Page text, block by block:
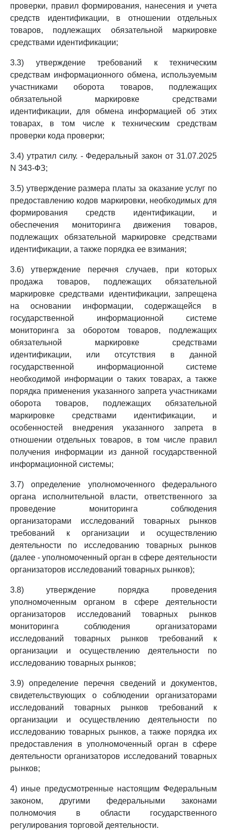
проверки, правил формирования, нанесения и учета
средств идентификации, в отношении отдельных
товаров, подлежащих обязательной маркировке
средствами идентификации;
3.3) утверждение требований к техническим
средствам информационного обмена, используемым
участниками оборота товаров, подлежащих
обязательной маркировке средствами
идентификации, для обмена информацией об этих
товарах, в том числе к техническим средствам
проверки кода проверки;
3.4) утратил силу. - Федеральный закон от 31.07.2025
N 343-ФЗ;
3.5) утверждение размера платы за оказание услуг по
предоставлению кодов маркировки, необходимых для
формирования средств идентификации, и
обеспечения мониторинга движения товаров,
подлежащих обязательной маркировке средствами
идентификации, а также порядка ее взимания;
3.6) утверждение перечня случаев, при которых
продажа товаров, подлежащих обязательной
маркировке средствами идентификации, запрещена
на основании информации, содержащейся в
государственной информационной системе
мониторинга за оборотом товаров, подлежащих
обязательной маркировке средствами
идентификации, или отсутствия в данной
государственной информационной системе
необходимой информации о таких товарах, а также
порядка применения указанного запрета участниками
оборота товаров, подлежащих обязательной
маркировке средствами идентификации, и
особенностей внедрения указанного запрета в
отношении отдельных товаров, в том числе правил
получения информации из данной государственной
информационной системы;
3.7) определение уполномоченного федерального
органа исполнительной власти, ответственного за
проведение мониторинга соблюдения
организаторами исследований товарных рынков
требований к организации и осуществлению
деятельности по исследованию товарных рынков
(далее - уполномоченный орган в сфере деятельности
организаторов исследований товарных рынков);
3.8) утверждение порядка проведения
уполномоченным органом в сфере деятельности
организаторов исследований товарных рынков
мониторинга соблюдения организаторами
исследований товарных рынков требований к
организации и осуществлению деятельности по
исследованию товарных рынков;
3.9) определение перечня сведений и документов,
свидетельствующих о соблюдении организаторами
исследований товарных рынков требований к
организации и осуществлению деятельности по
исследованию товарных рынков, а также порядка их
предоставления в уполномоченный орган в сфере
деятельности организаторов исследований товарных
рынков;
4) иные предусмотренные настоящим Федеральным
законом, другими федеральными законами
полномочия в области государственного
регулирования торговой деятельности.